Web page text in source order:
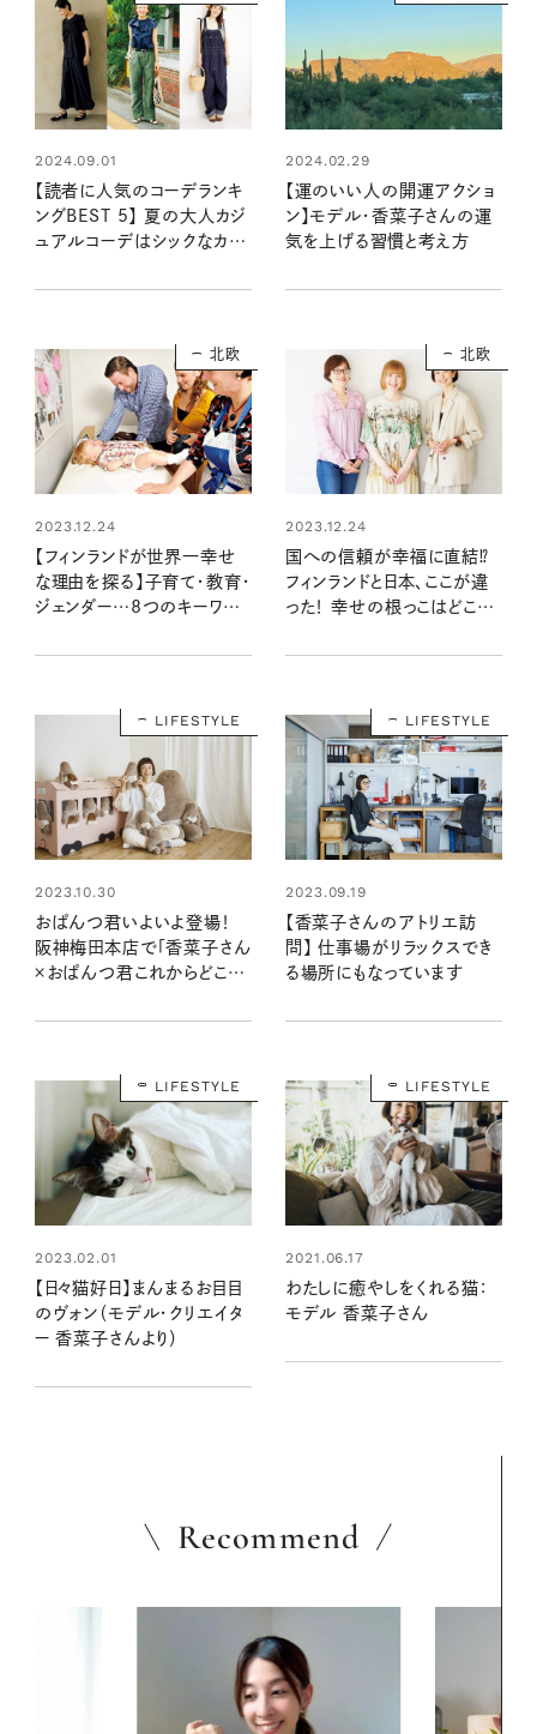
2024.09.01
【読者に人気のコーデランキ
ングBEST 5】 夏の大人カジ
ュアルコーデはシックなカラ
ル2024年9月号
2024.02.29
【運のいい人の開運アクショ
ン】モデル・香菜子さんの運
気を上げる習慣と考え方
北欧
2023.12.24
【フィンランドが世界一幸せ
な理由を探る】子育て・教育・
ジェンダー…8つのキーワード
北欧
2023.12.24
国への信頼が幸福に直結⁉
フィンランドと日本、ここが違
った！ 幸せの根っこはどこか
ドに詳しい2人に聞く
LIFESTYLE
2023.10.30
おぱんつ君いよいよ登場！
阪神梅田本店で「香菜子さん
×おぱんつ君これからどこ行
LIFESTYLE
2023.09.19
【香菜子さんのアトリエ訪
問】 仕事場がリラックスでき
る場所にもなっています
LIFESTYLE
2023.02.01
【日々猫好日】まんまるお目目
のヴォン（モデル・クリエイタ
ー 香菜子さんより）
LIFESTYLE
2021.06.17
わたしに癒やしをくれる猫：
モデル 香菜子さん
Recommend